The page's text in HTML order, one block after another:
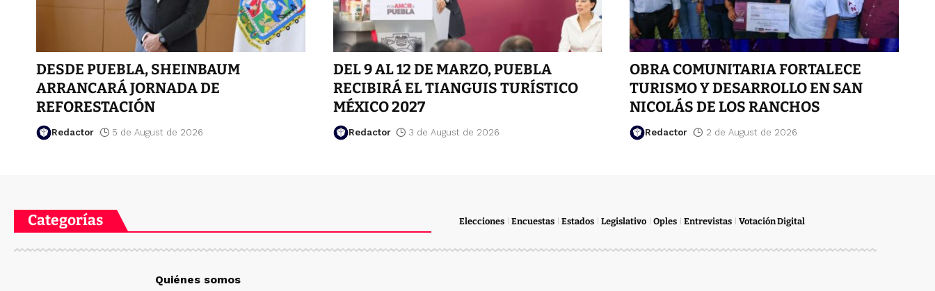
DESDE PUEBLA, SHEINBAUM
ARRANCARÁ JORNADA DE
REFORESTACIÓN
Redactor 5 de August de 2026
DEL 9 AL 12 DE MARZO, PUEBLA
RECIBIRÁ EL TIANGUIS TURÍSTICO
MÉXICO 2027
Redactor 3 de August de 2026
OBRA COMUNITARIA FORTALECE
TURISMO Y DESARROLLO EN SAN
NICOLÁS DE LOS RANCHOS
Redactor 2 de August de 2026
Categorías Elecciones Encuestas Estados Legislativo Oples Entrevistas Votación Digital
Quiénes somos